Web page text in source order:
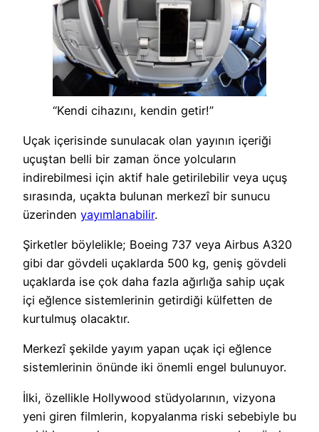
“Kendi cihazını, kendin getir!”
Uçak içerisinde sunulacak olan yayının içeriği
uçuştan belli bir zaman önce yolcuların
indirebilmesi için aktif hale getirilebilir veya uçuş
sırasında, uçakta bulunan merkezî bir sunucu
üzerinden yayımlanabilir.
Şirketler böylelikle; Boeing 737 veya Airbus A320
gibi dar gövdeli uçaklarda 500 kg, geniş gövdeli
uçaklarda ise çok daha fazla ağırlığa sahip uçak
içi eğlence sistemlerinin getirdiği külfetten de
kurtulmuş olacaktır.
Merkezî şekilde yayım yapan uçak içi eğlence
sistemlerinin önünde iki önemli engel bulunuyor.
İlki, özellikle Hollywood stüdyolarının, vizyona
yeni giren filmlerin, kopyalanma riski sebebiyle bu